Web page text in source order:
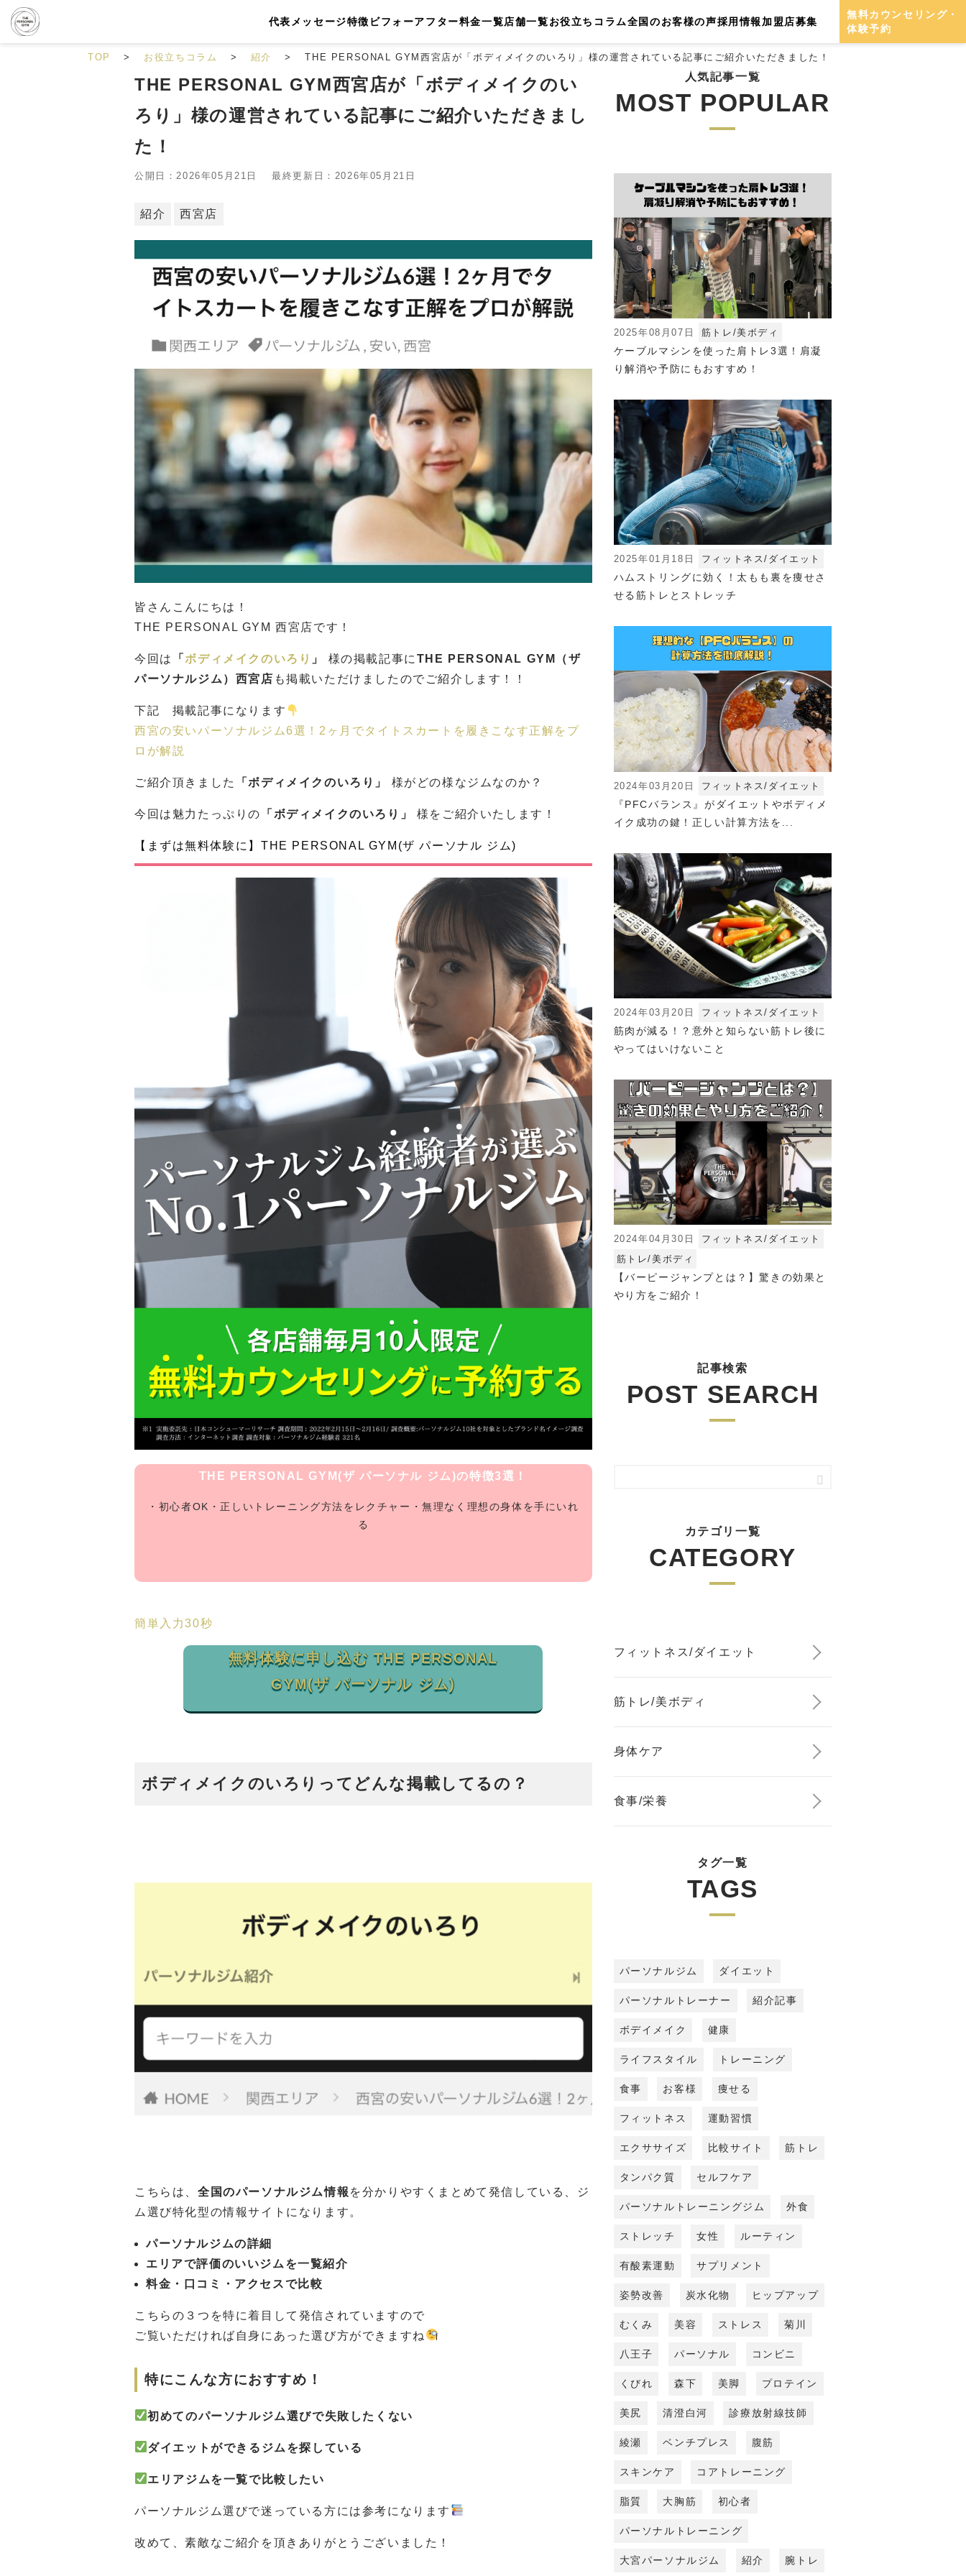
代表メッセージ特徴 ビフォーアフター料金一覧店舗一覧お役立ちコラム全国のお客様の声採用情報 加盟店募集
無料カウンセリング・
体験予約
TOP お役立ちコラム 紹介 THE PERSONAL GYM西宮店が「ボディメイクのいろり」様の運営されている記事にご紹介いただきました！
THE PERSONAL GYM西宮店が「ボディメイクのい
ろり」様の運営されている記事にご紹介いただきまし
た！
公開日：2026年05月21日 最終更新日：2026年05月21日
紹介 西宮店
皆さんこんにちは！
THE PERSONAL GYM 西宮店です！
今回は 「ボディメイクのいろり 」 様の掲載記事にTHE PERSONAL GYM（ザ
パーソナルジム）西宮店 も掲載いただけましたのでご紹介します！！
下記 掲載記事になります
西宮の安いパーソナルジム6選！2ヶ月でタイトスカートを履きこなす正解をプ
ロが解説
ご紹介頂きました 「ボディメイクのいろり」 様がどの様なジムなのか？
今回は魅力たっぷりの 「ボディメイクのいろり 」 様をご紹介いたします！
【まずは無料体験に】THE PERSONAL GYM(ザ パーソナル ジム)
THE PERSONAL GYM(ザ パーソナル ジム)の特徴3選！
・初心者OK・正しいトレーニング方法をレクチャー・無理なく理想の身体を手にいれ
る
簡単入力30秒
無料体験に申し込む THE PERSONAL
GYM(ザ パーソナル ジム)
ボディメイクのいろりってどんな掲載してるの？
こちらは、 全国のパーソナルジム情報 を分かりやすくまとめて発信している、ジ
ム選び特化型の情報サイトになります。
パーソナルジムの詳細
エリアで評価のいいジムを一覧紹介
料金・口コミ・アクセスで比較
こちらの３つを特に着目して発信されていますので
ご覧いただければ自身にあった選び方ができますね
特にこんな方におすすめ！
初めてのパーソナルジム選びで失敗したくない
ダイエットができるジムを探している
エリアジムを一覧で比較したい
パーソナルジム選びで迷っている方には参考になります
改めて、素敵なご紹介を頂きありがとうございました！
人気記事一覧
MOST POPULAR
2025年08月07日 筋トレ/美ボディ
ケーブルマシンを使った肩トレ3選！肩凝
り解消や予防にもおすすめ！
2025年01月18日 フィットネス/ダイエット
ハムストリングに効く！太もも裏を痩せさ
せる筋トレとストレッチ
2024年03月20日 フィットネス/ダイエット
『PFCバランス』がダイエットやボディメ
イク成功の鍵！正しい計算方法を...
2024年03月20日 フィットネス/ダイエット
筋肉が減る！？意外と知らない筋トレ後に
やってはいけないこと
2024年04月30日
フィットネス/ダイエット
筋トレ/美ボディ
【バーピージャンプとは？】驚きの効果と
やり方をご紹介！
記事検索
POST SEARCH
カテゴリ一覧
CATEGORY
フィットネス/ダイエット
筋トレ/美ボディ
身体ケア
食事/栄養
タグ一覧
TAGS
パーソナルジム ダイエット
パーソナルトレーナー 紹介記事
ボデイメイク 健康
ライフスタイル トレーニング
食事 お客様 痩せる
フィットネス 運動習慣
エクササイズ 比較サイト 筋トレ
タンパク質 セルフケア
パーソナルトレーニングジム 外食
ストレッチ 女性 ルーティン
有酸素運動 サプリメント
姿勢改善 炭水化物 ヒップアップ
むくみ 美容 ストレス 菊川
八王子 パーソナル コンビニ
くびれ 森下 美脚 プロテイン
美尻 清澄白河 診療放射線技師
綾瀬 ベンチプレス 腹筋
スキンケア コアトレーニング
脂質 大胸筋 初心者
パーソナルトレーニング
大宮パーソナルジム 紹介 腕トレ